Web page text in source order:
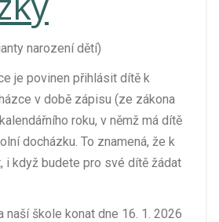
narození dětí)
je povinen přihlásit dítě k
v době zápisu (ze zákona
roku, v němž má dítě
docházku. To znamená, že k
i když budete pro své dítě žádat
naší škole konat dne 16. 1. 2026